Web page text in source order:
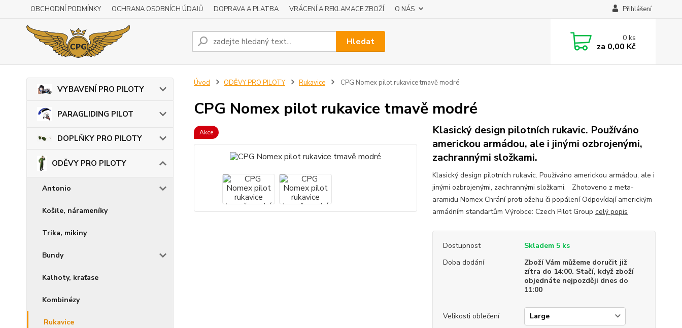
OBCHODNÍ PODMÍNKY OCHRANA OSOBNÍCH ÚDAJŮ DOPRAVA A PLATBA VRÁCENÍ A REKLAMACE ZBOŽÍ O NÁS Přihlášení
Hledat 0ks
za 0,00 Kč
VYBAVENÍ PRO PILOTY
PARAGLIDING PILOT
DOPLŇKY PRO PILOTY
ODĚVY PRO PILOTY
Antonio
Košile, nárameníky
Trika, mikiny
Bundy
Kalhoty, kraťase
Kombinézy
Rukavice
Úvod ODĚVY PRO PILOTY Rukavice CPG Nomex pilot rukavice tmavě modré
CPG Nomex pilot rukavice tmavě modré
Akce
Klasický design pilotních rukavic. Používáno
americkou armádou, ale i jinými ozbrojenými,
zachrannými složkami.
Klasický design pilotních rukavic. Používáno americkou armádou, ale i
jinými ozbrojenými, zachrannými složkami. Zhotoveno z meta-
aramidu Nomex Chrání proti ožehu či popálení Odpovídají americkým
armádním standartům Výrobce: Czech Pilot Group celý popis
Dostupnost
Skladem 5 ks
Doba dodání
Zboží Vám můžeme doručit již
zítra do 14:00. Stačí, když zboží
objednáte nejpozději dnes do
11:00
Velikosti oblečení